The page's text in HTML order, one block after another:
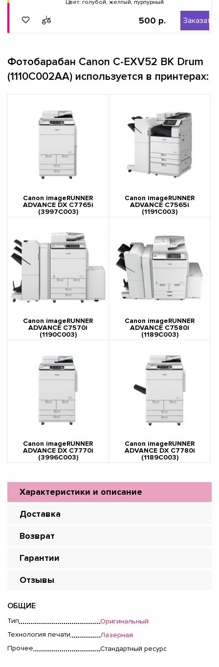
Цвет: голубой, желтый, пурпурный
500 р. Заказать
Фотобарабан Canon C-EXV52 BK Drum
(1110C002AA) используется в принтерах:
Canon imageRUNNER
ADVANCE DX C7765i
(3997C003)
Canon imageRUNNER
ADVANCE C7565i
(1191C003)
Canon imageRUNNER
ADVANCE C7570i
(1190C003)
Canon imageRUNNER
ADVANCE C7580i
(1189C003)
Canon imageRUNNER
ADVANCE DX C7770i
(3996C003)
Canon imageRUNNER
ADVANCE DX C7780i
(1189C003)
Характеристики и описание
Доставка
Возврат
Гарантии
Отзывы
ОБЩИЕ
Тип
Оригинальный
Технология печати
Лазерная
Прочее
Стандартный ресурс